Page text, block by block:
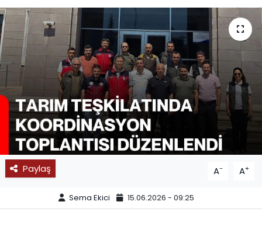
Paylaş A- A+
Sema Ekici 15.06.2026 - 09:25